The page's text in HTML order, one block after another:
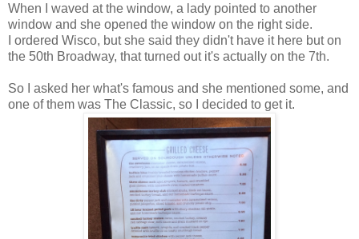
When I waved at the window, a lady pointed to another
window and she opened the window on the right side.
I ordered Wisco, but she said they didn't have it here but on
the 50th Broadway, that turned out it's actually on the 7th.
So I asked her what's famous and she mentioned some, and
one of them was The Classic, so I decided to get it.